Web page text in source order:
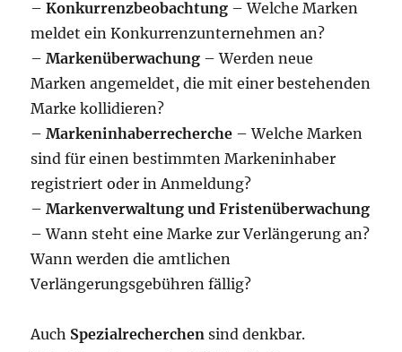
–Konkurrenzbeobachtung – Welche Marken
meldet ein Konkurrenzunternehmen an?
–Markenüberwachung – Werden neue
Marken angemeldet, die mit einer bestehenden
Marke kollidieren?
–Markeninhaberrecherche – Welche Marken
sind für einen bestimmten Markeninhaber
registriert oder in Anmeldung?
–Markenverwaltung und Fristenüberwachung
– Wann steht eine Marke zur Verlängerung an?
Wann werden die amtlichen
Verlängerungsgebühren fällig?
Auch Spezialrecherchensind denkbar.